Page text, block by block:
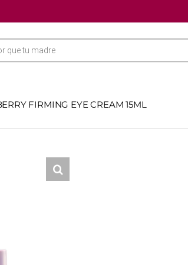
FIRMING EYE CREAM 15ML